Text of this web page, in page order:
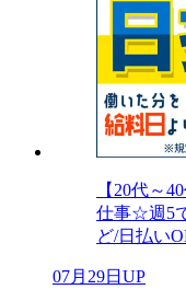
【20代～
仕事☆週5
ど/日払い
07月29日UP